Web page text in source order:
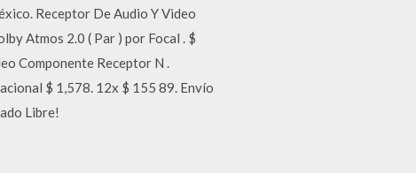
Receptor De Audio Y Video
Atmos 2.0 ( Par ) por Focal . $
Componente Receptor N .
$ 1,578. 12x $ 155 89. Envío
Libre!